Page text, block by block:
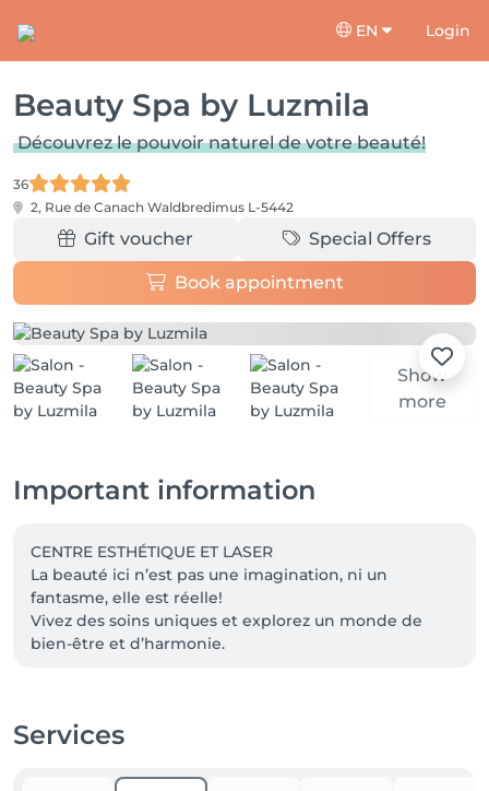
EN Login
Beauty Spa by Luzmila
Découvrez le pouvoir naturel de votre beauté!
36
2, Rue de Canach Waldbredimus L-5442
Gift voucher Special Offers
Book appointment
Show
more
Important information
CENTRE ESTHÉTIQUE ET LASER
La beauté ici n’est pas une imagination, ni un
fantasme, elle est réelle!
Vivez des soins uniques et explorez un monde de
Services